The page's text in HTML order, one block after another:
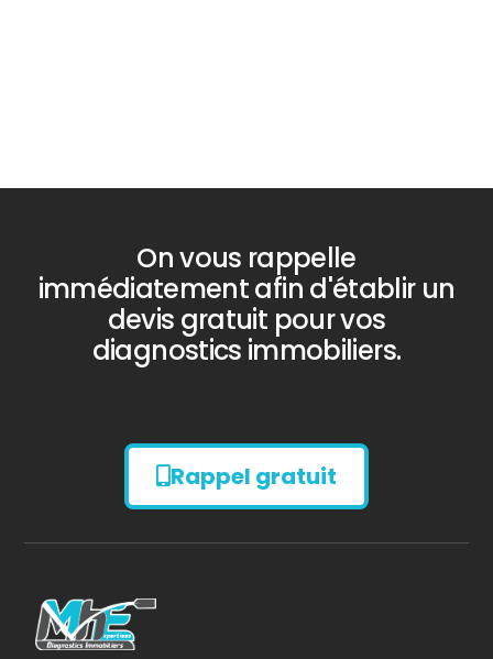
Diagnostic
AMIANTE
On vous rappelle
immédiatement afin d'établir un
devis gratuit pour vos
diagnostics immobiliers.
Rappel gratuit